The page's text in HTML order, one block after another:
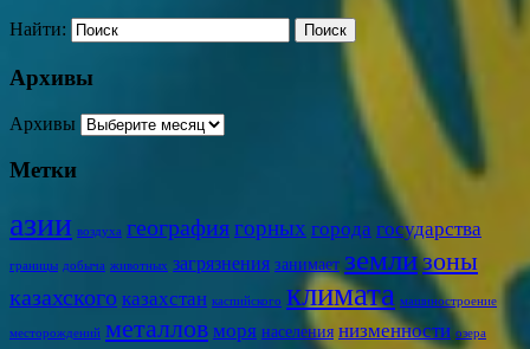
Найти:
Архивы
Архивы
Метки
азии воздуха географиягорных города государства
границы добыча животных загрязнения занимает землизоны
казахского казахстан каспийского климата машиностроение
месторождений металлов моря населения низменности озера